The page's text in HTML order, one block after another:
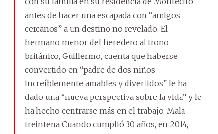
antes de hacer una escapada con “amigos
cercanos” a un destino no revelado. El
hermano menor del heredero al trono
británico, Guillermo, cuenta que haberse
convertido en “padre de dos niños
increíblemente amables y divertidos” le ha
dado una “nueva perspectiva sobre la vida” y le
ha hecho centrarse más en el trabajo. Mala
treintena Cuando cumplió 30 años, en 2014,